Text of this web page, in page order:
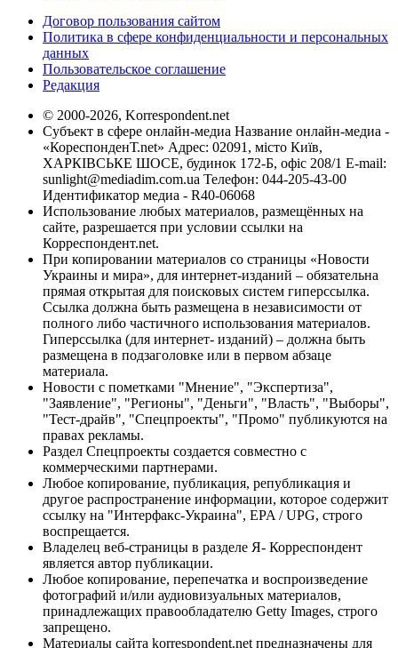
Договор пользования сайтом
Политика в сфере конфиденциальности и персональных
данных
Пользовательское соглашение
Редакция
© 2000-2026, Korrespondent.net
Субъект в сфере онлайн-медиа Название онлайн-медиа -
«КореспонденТ.net» Адрес: 02091, місто Київ,
ХАРКІВСЬКЕ ШОСЕ, будинок 172-Б, офіс 208/1 E-mail:
sunlight@mediadim.com.ua Телефон: 044-205-43-00
Идентификатор медиа - R40-06068
Использование любых материалов, размещённых на
сайте, разрешается при условии ссылки на
Корреспондент.net.
При копировании материалов со страницы «Новости
Украины и мира», для интернет-изданий – обязательна
прямая открытая для поисковых систем гиперссылка.
Ссылка должна быть размещена в независимости от
полного либо частичного использования материалов.
Гиперссылка (для интернет- изданий) – должна быть
размещена в подзаголовке или в первом абзаце
материала.
Новости с пометками "Мнение", "Экспертиза",
"Заявление", "Регионы", "Деньги", "Власть", "Выборы",
"Тест-драйв", "Спецпроекты", "Промо" публикуются на
правах рекламы.
Раздел Спецпроекты создается совместно с
коммерческими партнерами.
Любое копирование, публикация, републикация и
другое распространение информации, которое содержит
ссылку на "Интерфакс-Украина", EPA / UPG, строго
воспрещается.
Владелец веб-страницы в разделе Я- Корреспондент
является автор публикации.
Любое копирование, перепечатка и воспроизведение
фотографий и/или аудиовизуальных материалов,
принадлежащих правообладателю Getty Images, строго
запрещено.
Материалы сайта korrespondent.net предназначены для